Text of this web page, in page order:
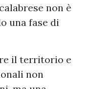
non è
una fase di
il territorio e
non